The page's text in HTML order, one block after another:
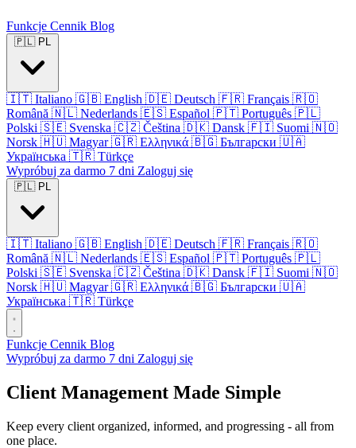
Funkcje Cennik Blog
🇵🇱 PL
🇮🇹 Italiano 🇬🇧 English 🇩🇪 Deutsch 🇫🇷 Français 🇷🇴
Română 🇳🇱 Nederlands 🇪🇸 Español 🇵🇹 Português 🇵🇱
Polski 🇸🇪 Svenska 🇨🇿 Čeština 🇩🇰 Dansk 🇫🇮 Suomi 🇳🇴
Norsk 🇭🇺 Magyar 🇬🇷 Ελληνικά 🇧🇬 Български 🇺🇦
Українська 🇹🇷 Türkçe
Wypróbuj za darmo 7 dni Zaloguj się
🇵🇱 PL
🇮🇹 Italiano 🇬🇧 English 🇩🇪 Deutsch 🇫🇷 Français 🇷🇴
Română 🇳🇱 Nederlands 🇪🇸 Español 🇵🇹 Português 🇵🇱
Polski 🇸🇪 Svenska 🇨🇿 Čeština 🇩🇰 Dansk 🇫🇮 Suomi 🇳🇴
Norsk 🇭🇺 Magyar 🇬🇷 Ελληνικά 🇧🇬 Български 🇺🇦
Українська 🇹🇷 Türkçe
Funkcje Cennik Blog
Wypróbuj za darmo 7 dni Zaloguj się
Client Management Made Simple
Keep every client organized, informed, and progressing - all from
one place.